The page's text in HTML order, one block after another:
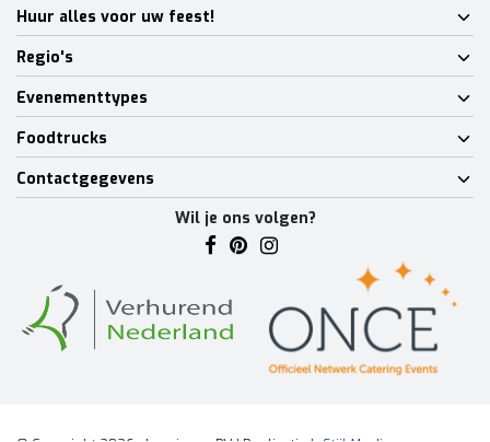
Huur alles voor uw feest!
Regio's
Evenementtypes
Foodtrucks
Contactgegevens
Wil je ons volgen?